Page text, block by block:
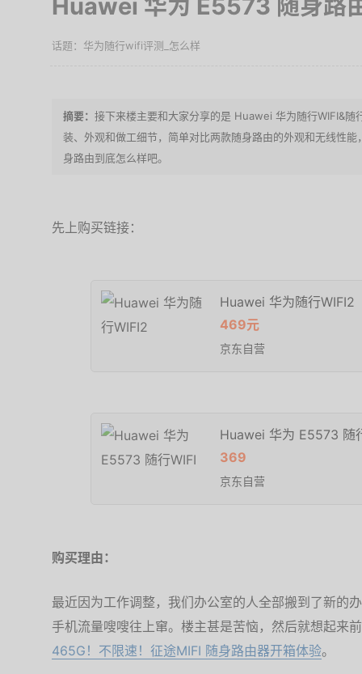
Huawei 华为 E5573 随身路
华为随行wifi评测_怎么样
接下来楼主要和大家分享的是 Huawei 华为随行WIFI&随
装、外观和做工细节，简单对比两款随身路由的外观和无线性
身路由到底怎么样吧。
先上购买链接：
Huawei 华为随行WIFI2
469元
京东自营
Huawei 华为 E5573 随
369
京东自营
购买理由：
最近因为工作调整，我们办公室的人全部搬到了新的
手机流量嗖嗖往上窜。楼主甚是苦恼，然后就想起来
465G！不限速！征途MIFI 随身路由器开箱体验。